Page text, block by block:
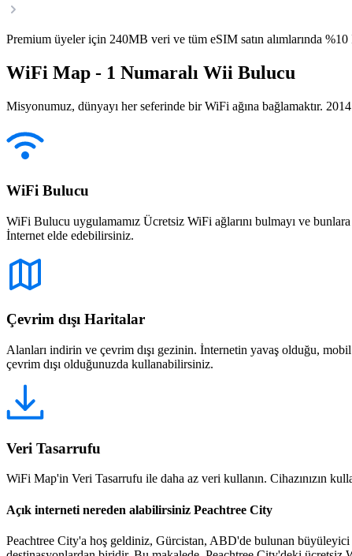
Premium üyeler için 240MB veri ve tüm eSIM satın alımlarında
WiFi Map - 1 Numaralı Wii Bulucu
Misyonumuz, dünyayı her seferinde bir WiFi ağına bağlamaktır.
WiFi Bulucu
WiFi Bulucu uygulamamız Ücretsiz WiFi ağlarını bulmayı ve
İnternet elde edebilirsiniz.
Çevrim dışı Haritalar
Alanları indirin ve çevrim dışı gezinin. İnternetin yavaş olduğu,
çevrim dışı olduğunuzda kullanabilirsiniz.
Veri Tasarrufu
WiFi Map'in Veri Tasarrufu ile daha az veri kullanın. Cihazınızın
Açık interneti nereden alabilirsiniz Peachtree City
Peachtree City'a hoş geldiniz, Gürcistan, ABD'de bulunan